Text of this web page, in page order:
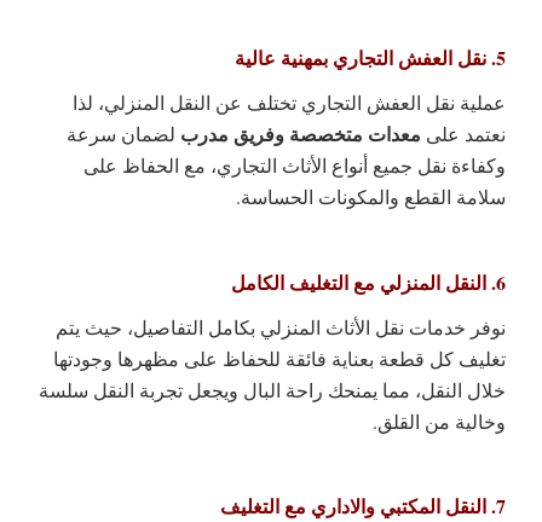
5. نقل العفش التجاري بمهنية عالية
عملية نقل العفش التجاري تختلف عن النقل المنزلي، لذا
نعتمد على معدات متخصصة وفريق مدرب لضمان سرعة
وكفاءة نقل جميع أنواع الأثاث التجاري، مع الحفاظ على
سلامة القطع والمكونات الحساسة.
6. النقل المنزلي مع التغليف الكامل
نوفر خدمات نقل الأثاث المنزلي بكامل التفاصيل، حيث يتم
تغليف كل قطعة بعناية فائقة للحفاظ على مظهرها وجودتها
خلال النقل، مما يمنحك راحة البال ويجعل تجربة النقل سلسة
وخالية من القلق.
7. النقل المكتبي والاداري مع التغليف